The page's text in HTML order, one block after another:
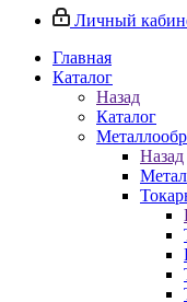
Личный
Главная
Каталог
Назад
Каталог
Назад